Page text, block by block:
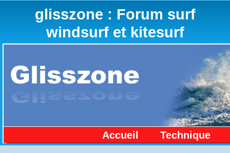
glisszone : Forum surf
windsurf et kitesurf
Accueil Technique